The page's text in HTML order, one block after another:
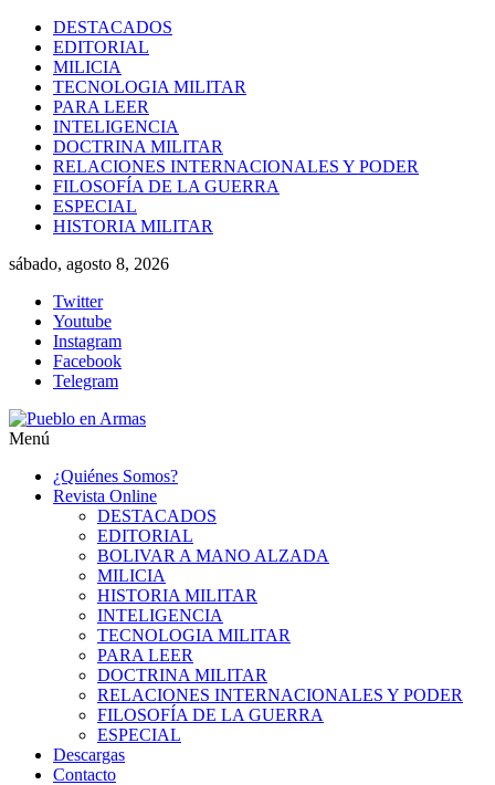
Saltar
contenido
DESTACADOS
EDITORIAL
MILICIA
TECNOLOGIA MILITAR
PARA LEER
INTELIGENCIA
DOCTRINA MILITAR
RELACIONES INTERNACIONALES Y PODER
FILOSOFÍA DE LA GUERRA
ESPECIAL
HISTORIA MILITAR
sábado, agosto 8, 2026
Twitter
Youtube
Instagram
Facebook
Telegram
Armas
Menú
¿Quiénes Somos?
Revista Online
DESTACADOS
EDITORIAL
BOLIVAR A MANO ALZADA
MILICIA
HISTORIA MILITAR
INTELIGENCIA
TECNOLOGIA MILITAR
PARA LEER
DOCTRINA MILITAR
RELACIONES INTERNACIONALES Y PODER
FILOSOFÍA DE LA GUERRA
ESPECIAL
Descargas
Contacto